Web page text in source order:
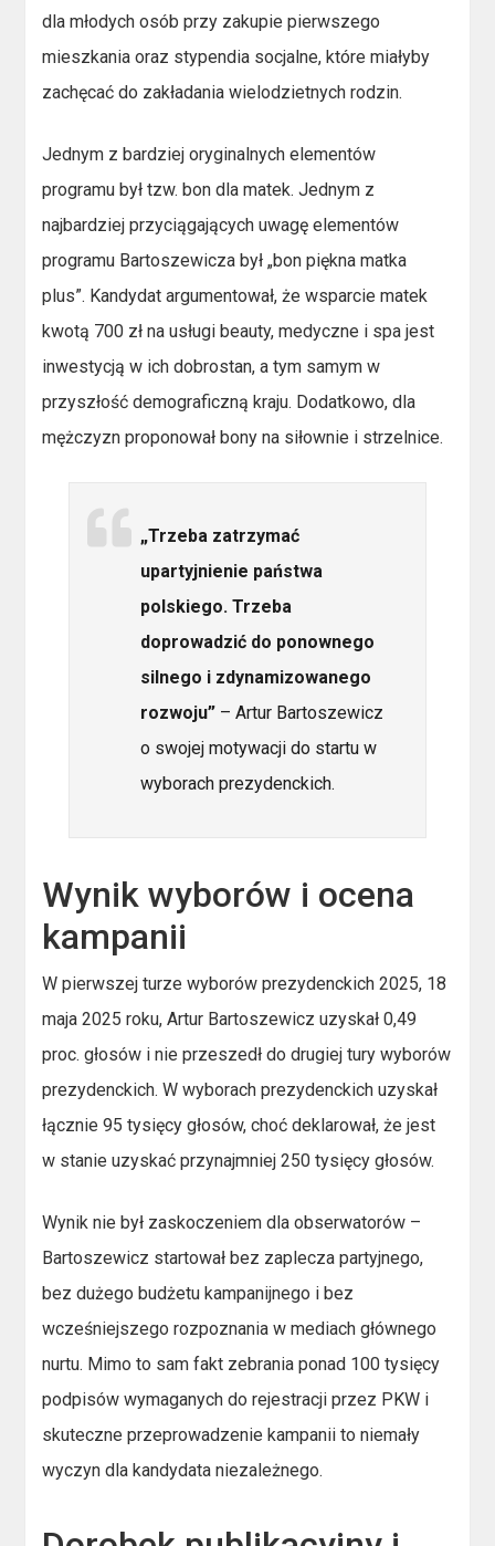
dla młodych osób przy zakupie pierwszego
mieszkania oraz stypendia socjalne, które miałyby
zachęcać do zakładania wielodzietnych rodzin.
Jednym z bardziej oryginalnych elementów
programu był tzw. bon dla matek. Jednym z
najbardziej przyciągających uwagę elementów
programu Bartoszewicza był „bon piękna matka
plus”. Kandydat argumentował, że wsparcie matek
kwotą 700 zł na usługi beauty, medyczne i spa jest
inwestycją w ich dobrostan, a tym samym w
przyszłość demograficzną kraju. Dodatkowo, dla
mężczyzn proponował bony na siłownie i strzelnice.
„Trzeba zatrzymać
upartyjnienie państwa
polskiego. Trzeba
doprowadzić do ponownego
silnego i zdynamizowanego
rozwoju” – Artur Bartoszewicz
o swojej motywacji do startu w
wyborach prezydenckich.
Wynik wyborów i ocena
kampanii
W pierwszej turze wyborów prezydenckich 2025, 18
maja 2025 roku, Artur Bartoszewicz uzyskał 0,49
proc. głosów i nie przeszedł do drugiej tury wyborów
prezydenckich. W wyborach prezydenckich uzyskał
łącznie 95 tysięcy głosów, choć deklarował, że jest
w stanie uzyskać przynajmniej 250 tysięcy głosów.
Wynik nie był zaskoczeniem dla obserwatorów –
Bartoszewicz startował bez zaplecza partyjnego,
bez dużego budżetu kampanijnego i bez
wcześniejszego rozpoznania w mediach głównego
nurtu. Mimo to sam fakt zebrania ponad 100 tysięcy
podpisów wymaganych do rejestracji przez PKW i
skuteczne przeprowadzenie kampanii to niemały
wyczyn dla kandydata niezależnego.